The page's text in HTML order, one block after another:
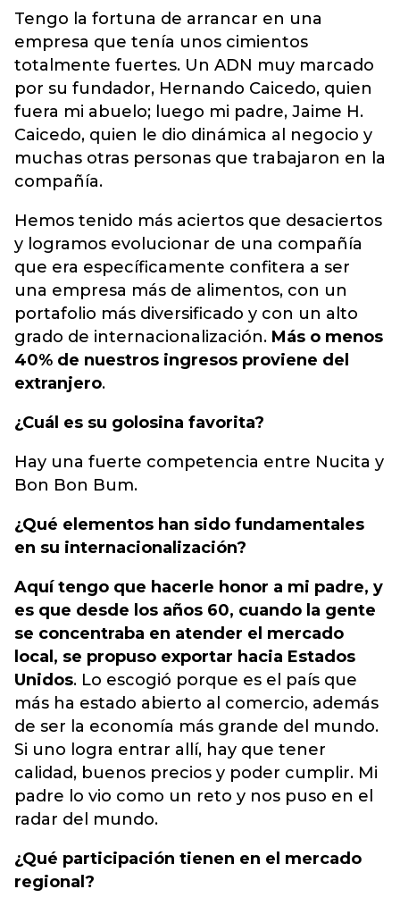
Tengo la fortuna de arrancar en una
empresa que tenía unos cimientos
totalmente fuertes. Un ADN muy marcado
por su fundador, Hernando Caicedo, quien
fuera mi abuelo; luego mi padre, Jaime H.
Caicedo, quien le dio dinámica al negocio y
muchas otras personas que trabajaron en la
compañía.
Hemos tenido más aciertos que desaciertos
y logramos evolucionar de una compañía
que era específicamente confitera a ser
una empresa más de alimentos, con un
portafolio más diversificado y con un alto
grado de internacionalización. Más o menos
40% de nuestros ingresos proviene del
extranjero.
¿Cuál es su golosina favorita?
Hay una fuerte competencia entre Nucita y
Bon Bon Bum.
¿Qué elementos han sido fundamentales
en su internacionalización?
Aquí tengo que hacerle honor a mi padre, y
es que desde los años 60, cuando la gente
se concentraba en atender el mercado
local, se propuso exportar hacia Estados
Unidos. Lo escogió porque es el país que
más ha estado abierto al comercio, además
de ser la economía más grande del mundo.
Si uno logra entrar allí, hay que tener
calidad, buenos precios y poder cumplir. Mi
padre lo vio como un reto y nos puso en el
radar del mundo.
¿Qué participación tienen en el mercado
regional?